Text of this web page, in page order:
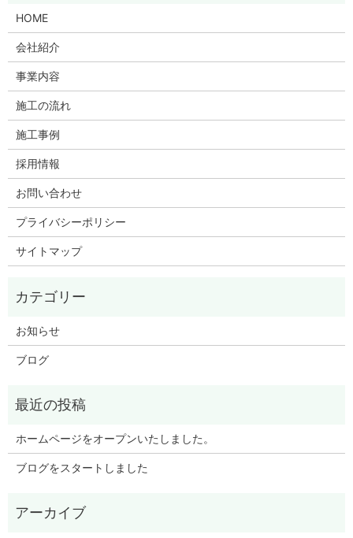
HOME
会社紹介
事業内容
施工の流れ
施工事例
採用情報
お問い合わせ
プライバシーポリシー
サイトマップ
お知らせ
ブログ
ホームページをオープンいたしました。
ブログをスタートしました